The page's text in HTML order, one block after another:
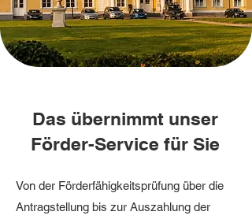
Das übernimmt unser
Förder-Service für Sie
Von der Förderfähigkeitsprüfung über die
Antragstellung bis zur Auszahlung der